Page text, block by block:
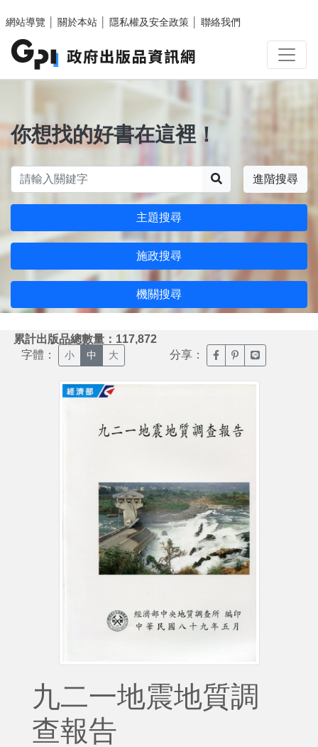
網站導覽
關於本站 隱私權及安全政策 聯絡我們
你想找的好書在這裡！
進階搜尋
主題搜尋
施政搜尋
機關搜尋
累計出版品總數量：117,872
字體： 小 中 大 分享： 臉書分享(另開新視窗)
噗浪分享(另開新
Line分享(另
九二一地震地質調
查報告